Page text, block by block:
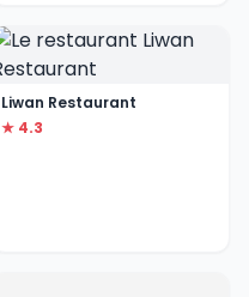
Liwan Restaurant
★ 4.3